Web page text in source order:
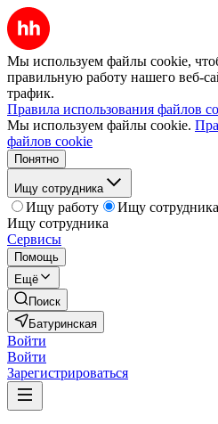
Мы используем файлы cookie,
правильную работу нашего веб-
трафик.
Правила использования файлов
Мы используем файлы cookie.
файлов cookie
Понятно
Ищу сотрудника
Ищу работу
Ищу сотрудника
Ищу сотрудника
Сервисы
Помощь
Ещё
Поиск
Батуринская
Войти
Войти
Зарегистрироваться